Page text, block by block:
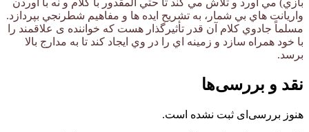
بازي) مي ‏آورد و تلاش مي‏ كند تا حتي ‏المقدور با كلام و نه با آوردن
واريانت هاي بي‏ شمار، به تشريح ايده ‏ها و مفاهيم شطرنجي بپردازد.
مسلماً جادوي كلام آن‏ قدر تأثيرگذار هست كه خواننده ی علاقمند را
با خود همراه سازد و زمينه ‏اي را در وي ايجاد كند تا به مدارج بالا
برسد.
نقد و بررسی‌ها
هنوز بررسی‌ای ثبت نشده است.